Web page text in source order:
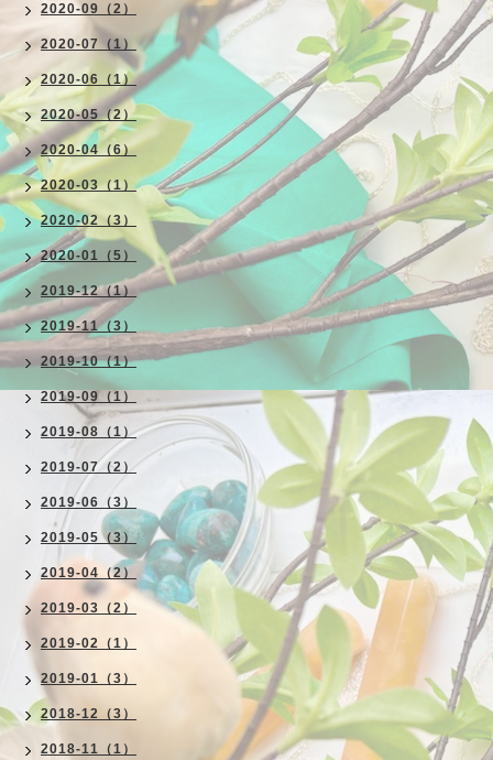
2020-09（2）
2020-07（1）
2020-06（1）
2020-05（2）
2020-04（6）
2020-03（1）
2020-02（3）
2020-01（5）
2019-12（1）
2019-11（3）
2019-10（1）
2019-09（1）
2019-08（1）
2019-07（2）
2019-06（3）
2019-05（3）
2019-04（2）
2019-03（2）
2019-02（1）
2019-01（3）
2018-12（3）
2018-11（1）